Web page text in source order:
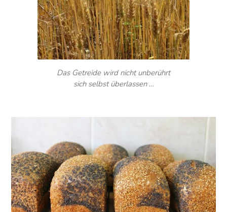
Das Getreide wird nicht unberührt
sich selbst überlassen…